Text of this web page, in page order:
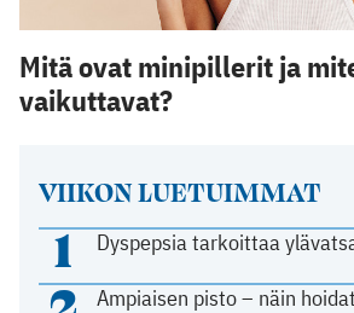
VIIKON LUETUIMMAT
1 Dyspepsia tarkoittaa
Ampiaisen pisto – näin
Mitä ovat minipillerit ja
vaikuttavat?